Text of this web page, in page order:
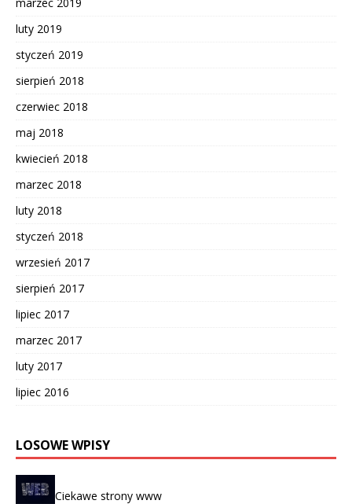
luty 2019
styczeń 2019
sierpień 2018
czerwiec 2018
maj 2018
kwiecień 2018
marzec 2018
luty 2018
styczeń 2018
wrzesień 2017
sierpień 2017
lipiec 2017
marzec 2017
luty 2017
lipiec 2016
LOSOWE WPISY
Ciekawe strony www